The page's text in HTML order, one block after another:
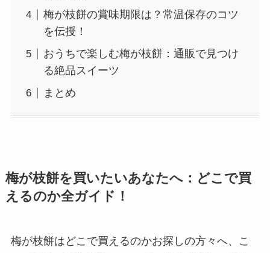
梅が枝餅の賞味期限は？常温保存のコツ
を伝授！
おうちで楽しむ梅が枝餅：通販で見つけ
る絶品スイーツ
まとめ
梅が枝餅を買いたいあなたへ：どこで買
えるのか全ガイド！
梅が枝餅はどこで買えるのかお探しの方々へ、こ